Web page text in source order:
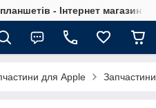
- Інтернет магазин
для Apple